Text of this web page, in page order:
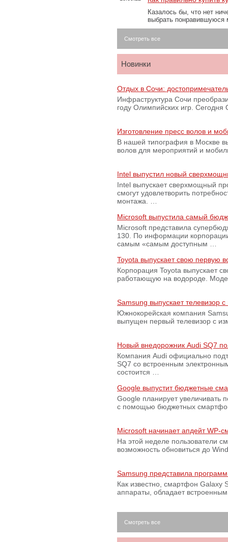
Казалось бы, что нет
выбрать
Смотреть все
Новинки
Отдых в Сочи:
Инфраструктура Сочи
году Олимпийских игр.
Изготовление пресс волов и
В нашей типография в Москве
волов для мероприятий и
Intel выпустил новый
Intel выпускает сверхмощный
смогут удовлетворить
монтажа. …
Microsoft выпустила самый
Microsoft представила
130. По информации
самым «самым доступным …
Toyota выпускает свою первую
Корпорация Toyota выпускает
работающую на водороде.
Samsung выпускает телевизор
Южнокорейская компания
выпущен первый телевизор с
Новый внедорожник Audi SQ7
Компания Audi официально
SQ7 со встроенным
состоится …
Google выпустит бюджетные
Google планирует увеличивать
с помощью бюджетных
Microsoft начинает апдейт WP-
На этой неделе пользователи
возможность обновиться до
Samsung представила
Как известно, смартфон Galaxy
аппараты, обладает
Смотреть все